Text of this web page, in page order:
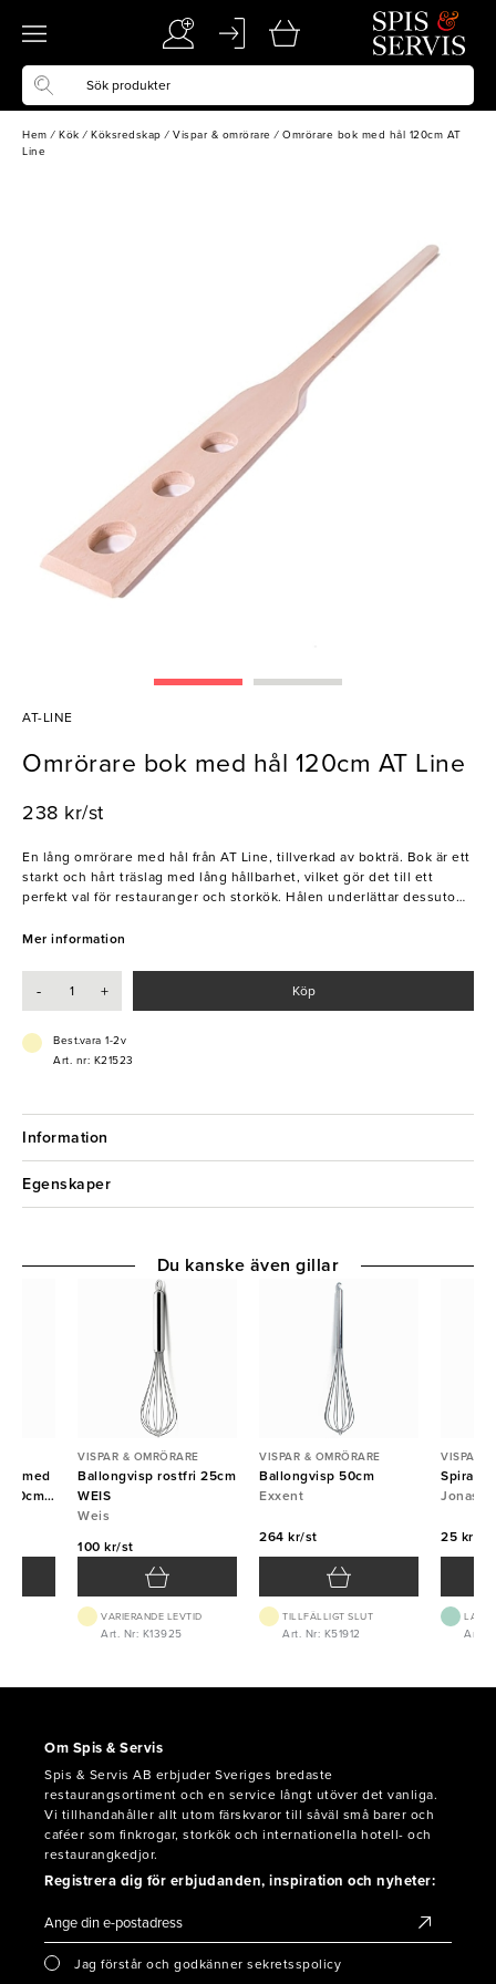
Hem / Kök / Köksredskap / Vispar & omrörare / Omrörare bok med hål 120cm AT
Line
AT-LINE
Omrörare bok med hål 120cm AT Line
238 kr/st
En lång omrörare med hål från AT Line, tillverkad av bokträ. Bok är ett
starkt och hårt träslag med lång hållbarhet, vilket gör det till ett
perfekt val för restauranger och storkök. Hålen underlättar dessutom
praktiskt och pålitligt köksredskap!
- Hål för enkel omrörning
Mer information
- + Köp
Best.vara 1-2v
Art. nr: K21523
Information
Egenskaper
med
80cm
VISPAR & OMRÖRARE
Ballongvisp rostfri 25cm
WEIS
Weis
100 kr/st
VARIERANDE LEVTID
Art. Nr: K13925
VISPAR & OMRÖRARE
Ballongvisp 50cm
Exxent
264 kr/st
TILLFÄLLIGT SLUT
Art. Nr: K51912
VISPAR &
Jonas
25 kr/st
Art.
Du kanske även gillar
Om Spis & Servis
Spis & Servis AB erbjuder Sveriges bredaste
restaurangsortiment och en service långt utöver det vanliga.
Vi tillhandahåller allt utom färskvaror till såväl små barer och
caféer som finkrogar, storkök och internationella hotell- och
restaurangkedjor.
Registrera dig för erbjudanden, inspiration och nyheter:
Jag förstår och godkänner sekretsspolicy